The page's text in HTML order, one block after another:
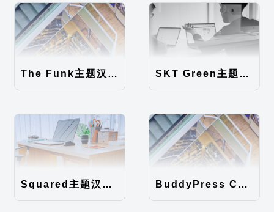
The Funk主题汉化包 SKT Green主题汉化包
Squared主题汉化包 BuddyPress Colours主题汉化包